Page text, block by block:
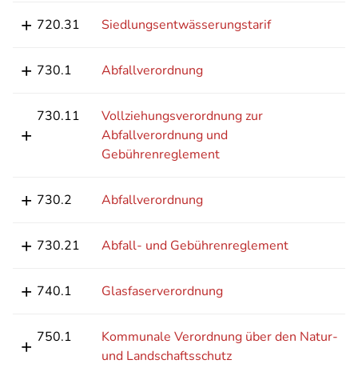
720.31 Siedlungsentwässerungstarif
730.1 Abfallverordnung
730.11
Vollziehungsverordnung zur
Abfallverordnung und
Gebührenreglement
730.2 Abfallverordnung
730.21 Abfall- und Gebührenreglement
740.1 Glasfaserverordnung
750.1
Kommunale Verordnung über den Natur-
und Landschaftsschutz